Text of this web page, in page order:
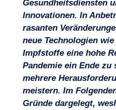
Gesundheitsdiensten
Innovationen. In
rasanten
neue Technologien wie
Impfstoffe eine hohe
Pandemie ein Ende zu
mehrere
meistern. Im
Gründe dargelegt,